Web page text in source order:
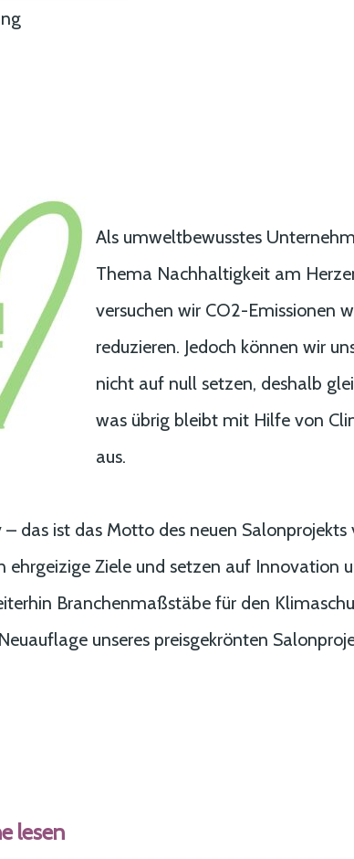
Als umweltbewusstes
Thema Nachhaltigkeit am
versuchen wir CO2-Emissionen
reduzieren. Jedoch können wir
nicht auf null setzen, deshalb
was übrig bleibt mit Hilfe von
aus.
das ist das Motto des neuen Salonprojekts
ehrgeizige Ziele und setzen auf Innovation
Branchenmaßstäbe für den
unseres preisgekrönten
lesen